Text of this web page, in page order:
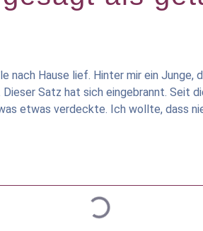
nach Hause lief. Hinter mir ein
Dieser Satz hat sich eingebrannt.
etwas verdeckte. Ich wollte, dass